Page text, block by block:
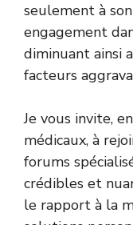
seulement à
engagement
diminuant ainsi
facteurs
Je vous invite,
médicaux, à
forums
crédibles et
le rapport à la